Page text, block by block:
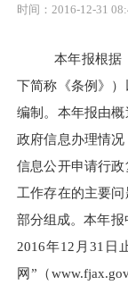
时间：2016-12-31
本年报根据
下简称《条例》
编制。本年报由
政府信息办理情
信息公开申请行
工作存在的主要
部分组成。本年报
2016年12 月 31 日
网”（